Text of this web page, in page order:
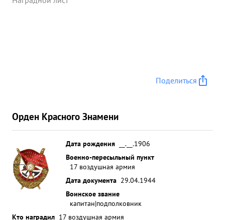
Поделиться
Орден Красного Знамени
Дата рождения
__.__.1906
Военно-пересыльный пункт
17 воздушная армия
Дата документа 29.04.1944
Воинское звание
капитан|подполковник
Кто наградил 17 воздушная армия